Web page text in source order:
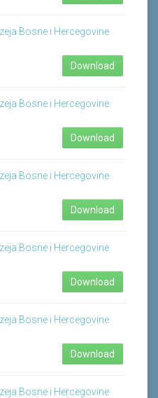
Bosne i Hercegovine
Download
Bosne i Hercegovine
Download
Bosne i Hercegovine
Download
Bosne i Hercegovine
Download
Bosne i Hercegovine
Download
Bosne i Hercegovine